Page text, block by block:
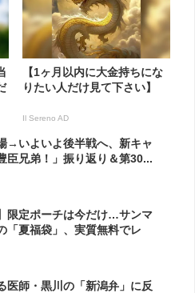
【1ヶ月以内に大金持ちにな
りたい人だけ見て下さい】
Il Sereno AD
→いよいよ後半戦へ、新キャ
臣兄弟！」振り返り＆第30...
限定ポーチは今だけ…サンマ
「夏福袋」、実質無料でレ
医師・黒川の「新潟弁」に反